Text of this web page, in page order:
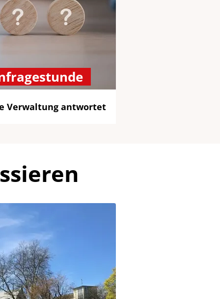
Verwaltung antwortet